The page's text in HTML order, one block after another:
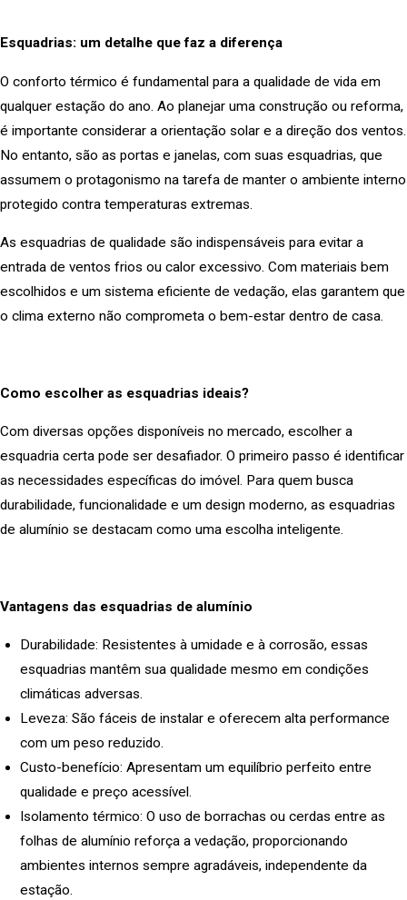
Esquadrias: um detalhe que faz a diferença
O conforto térmico é fundamental para a qualidade de vida em
qualquer estação do ano. Ao planejar uma construção ou reforma,
é importante considerar a orientação solar e a direção dos ventos.
No entanto, são as portas e janelas, com suas esquadrias, que
assumem o protagonismo na tarefa de manter o ambiente interno
protegido contra temperaturas extremas.
As esquadrias de qualidade são indispensáveis para evitar a
entrada de ventos frios ou calor excessivo. Com materiais bem
escolhidos e um sistema eficiente de vedação, elas garantem que
o clima externo não comprometa o bem-estar dentro de casa.
Como escolher as esquadrias ideais?
Com diversas opções disponíveis no mercado, escolher a
esquadria certa pode ser desafiador. O primeiro passo é identificar
as necessidades específicas do imóvel. Para quem busca
durabilidade, funcionalidade e um design moderno, as esquadrias
de alumínio se destacam como uma escolha inteligente.
Vantagens das esquadrias de alumínio
Durabilidade: Resistentes à umidade e à corrosão, essas
esquadrias mantêm sua qualidade mesmo em condições
climáticas adversas.
Leveza: São fáceis de instalar e oferecem alta performance
com um peso reduzido.
Custo-benefício: Apresentam um equilíbrio perfeito entre
qualidade e preço acessível.
Isolamento térmico: O uso de borrachas ou cerdas entre as
folhas de alumínio reforça a vedação, proporcionando
ambientes internos sempre agradáveis, independente da
estação.